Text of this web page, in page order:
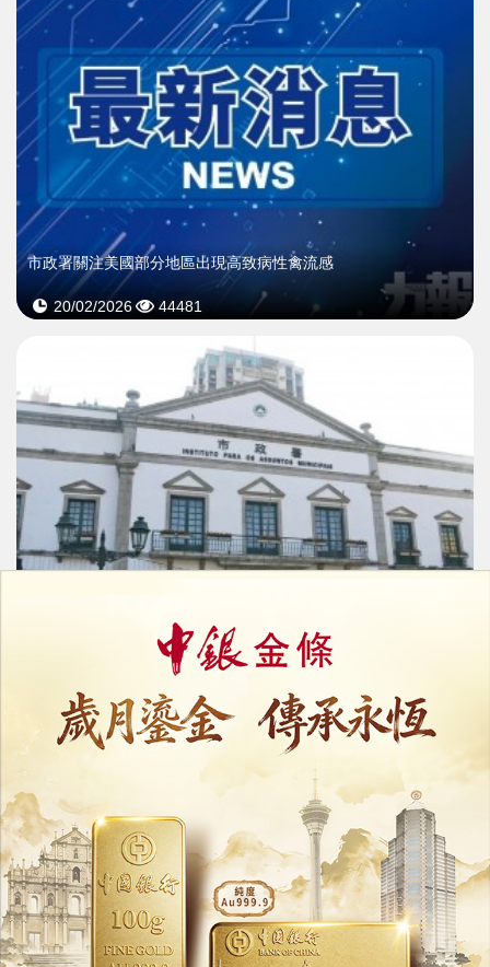
市政署關注美國部分地區出現高致病性禽流感
20/02/2026 44481
市政署關注多個地區出現高致病性禽流感
02/01/2026